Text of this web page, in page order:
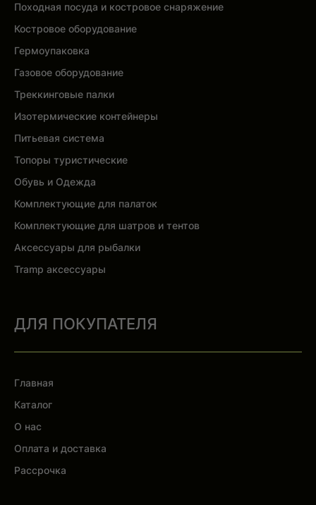
Походная посуда и костровое снаряжение
Костровое оборудование
Гермоупаковка
Газовое оборудование
Треккинговые палки
Изотермические контейнеры
Питьевая система
Топоры туристические
Обувь и Одежда
Комплектующие для палаток
Комплектующие для шатров и тентов
Аксессуары для рыбалки
Tramp аксессуары
ДЛЯ ПОКУПАТЕЛЯ
Главная
Каталог
О нас
Оплата и доставка
Рассрочка